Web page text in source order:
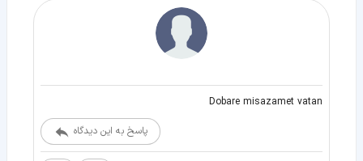
Dobare misazamet vatan
پاسخ به این دیدگاه